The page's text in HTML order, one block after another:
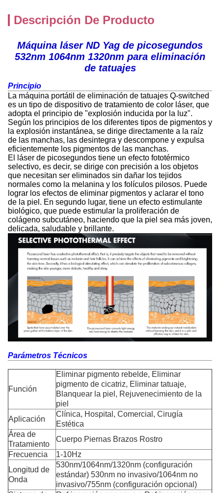
Descripción De Producto
Máquina láser ND Yag de picosegundos
532nm 1064nm 1320nm para eliminación
de tatuajes
Principio
La máquina portátil de eliminación de tatuajes Q-switched
es un tipo de dispositivo de tratamiento de color láser, que
adopta el principio de "explosión inducida por la luz".
Según los principios de los diferentes tipos de pigmentos y
la explosión instantánea, se dirige directamente a la raíz
de las manchas, las desintegra y descompone y expulsa
eficientemente los pigmentos de las manchas.
El láser de picosegundos tiene un efecto fototérmico
selectivo, es decir, se dirige con precisión a los objetos
que necesitan ser eliminados sin dañar los tejidos
normales como la melanina y los folículos pilosos. Puede
lograr los efectos de eliminar pigmentos y aclarar el tono
de la piel. En segundo lugar, tiene un efecto estimulante
biológico, que puede estimular la proliferación de
colágeno subcutáneo, haciendo que la piel sea más joven,
delicada, saludable y brillante.
Parámetros Técnicos
Función
Eliminar pigmento rebelde, Eliminar
pigmento de cicatriz, Eliminar tatuaje,
Blanquear la piel, Rejuvenecimiento de la
piel
Aplicación
Clínica, Hospital, Comercial, Cirugía
Estética
Área de
Tratamiento
Cuerpo Piernas Brazos Rostro
Frecuencia
1-10Hz
Longitud de
Onda
530nm/1064nm/1320nm (configuración
estándar) 530nm no invasivo/1064nm no
invasivo/755nm (configuración opcional)